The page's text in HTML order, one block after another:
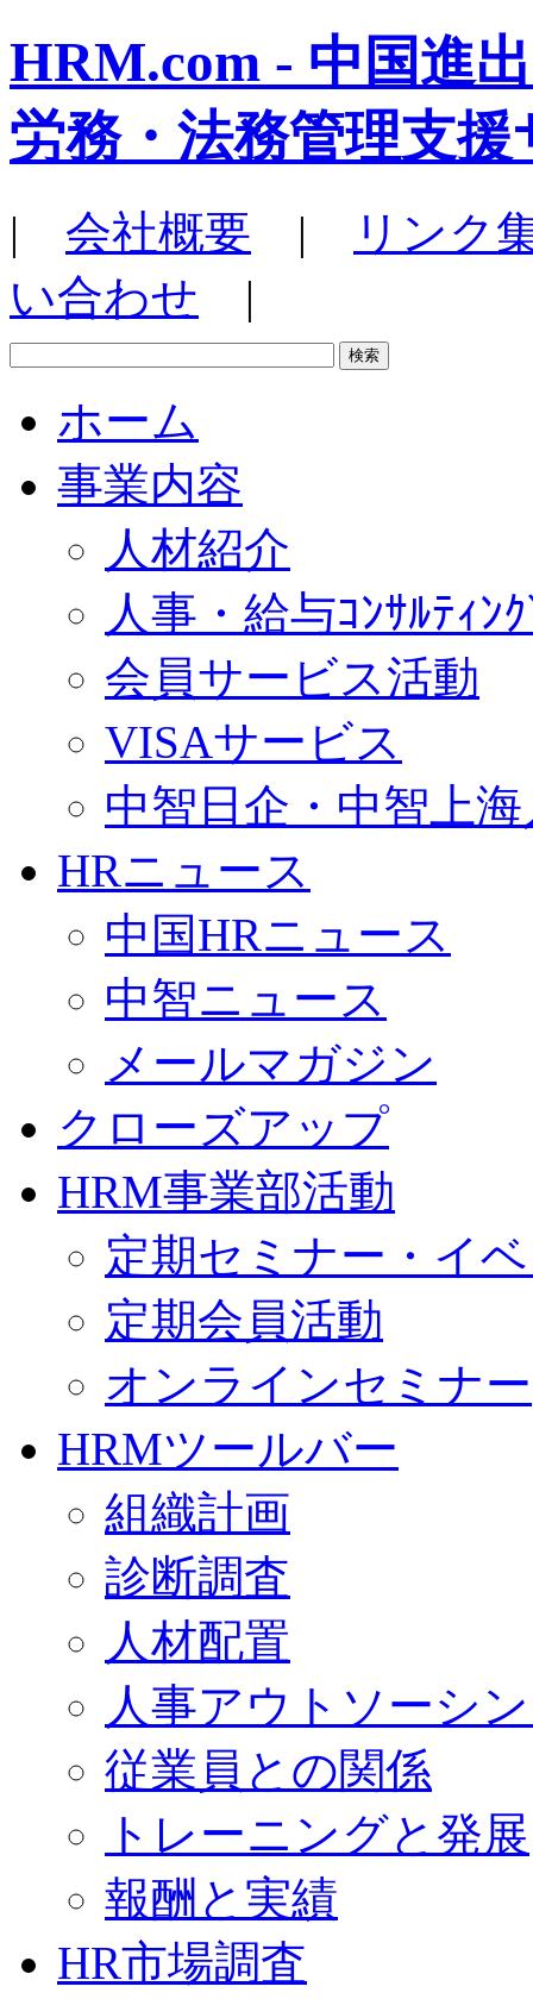
HRM.com - 中国進
労務・法務管理支援
| 会社概要 |
リンク
い合わせ |
ホーム
事業内容
人材紹介
人事・給与ｺﾝｻﾙﾃｨﾝ
会員サービス活動
VISAサービス
中智日企・中智上
HRニュース
中国HRニュース
中智ニュース
メールマガジン
クローズアップ
HRM事業部活動
定期セミナー・イ
定期会員活動
オンラインセミナー
HRMツールバー
組織計画
診断調査
人材配置
人事アウトソーシ
従業員との関係
トレーニングと発展
報酬と実績
HR市場調査